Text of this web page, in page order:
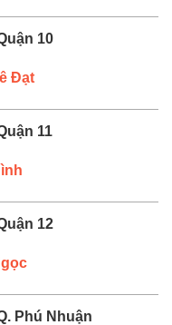
10
Đạt
11
12
Phú Nhuận